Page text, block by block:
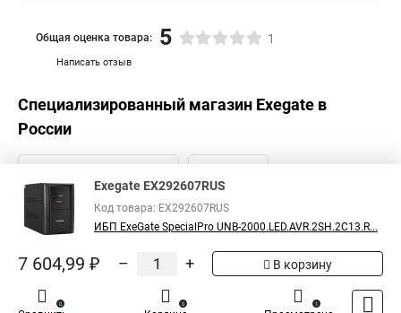
Написать отзыв
Общая оценка товара: 5 1
Специализированный магазин Exegate в
России
Exegate EX292607RUS
Код товара: EX292607RUS
ИБП ExeGate SpecialPro UNB-2000.LED.AVR.2SH.2C13.R...
7 604,99 ₽ – + В корзину
0 0 1